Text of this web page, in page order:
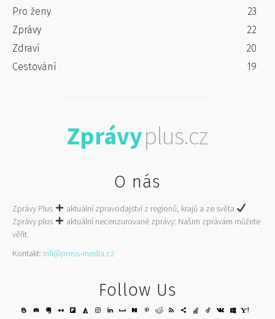
Pro ženy
23
Zprávy
22
Zdraví
20
Cestování
19
Zprávyplus.cz
O nás
Zprávy Plus
aktuální zpravodajství z regionů, krajů a ze světa
Zprávy plus
aktuální necenzurované zprávy: Našim zprávám můžete
věřit.
Kontakt: infi@press-media.cz
Follow Us